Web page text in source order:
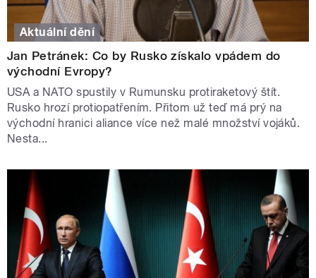
Aktuální dění
Jan Petránek: Co by Rusko získalo vpádem do
východní Evropy?
USA a NATO spustily v Rumunsku protiraketový štít.
Rusko hrozí protiopatřením. Přitom už teď má prý na
východní hranici aliance více než malé množství vojáků.
Nesta...